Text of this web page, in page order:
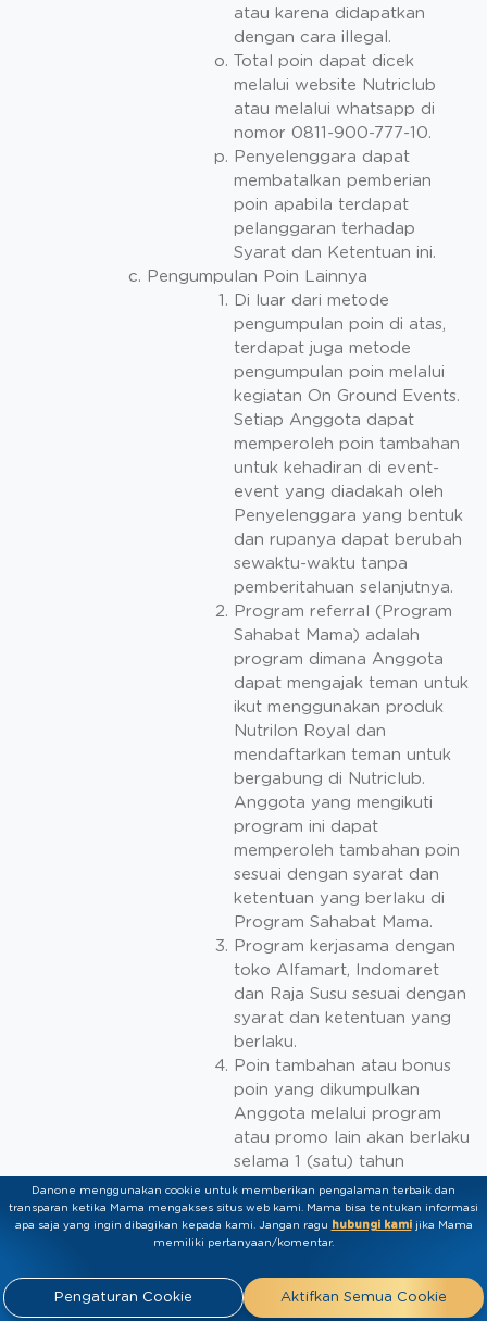
atau karena didapatkan
dengan cara illegal.
Total poin dapat dicek
melalui website Nutriclub
atau melalui whatsapp di
nomor 0811-900-777-10.
Penyelenggara dapat
membatalkan pemberian
poin apabila terdapat
pelanggaran terhadap
Syarat dan Ketentuan ini.
Pengumpulan Poin Lainnya
Di luar dari metode
pengumpulan poin di atas,
terdapat juga metode
pengumpulan poin melalui
kegiatan On Ground Events.
Setiap Anggota dapat
memperoleh poin tambahan
untuk kehadiran di event-
event yang diadakah oleh
Penyelenggara yang bentuk
dan rupanya dapat berubah
sewaktu-waktu tanpa
pemberitahuan selanjutnya.
Program referral (Program
Sahabat Mama) adalah
program dimana Anggota
dapat mengajak teman untuk
ikut menggunakan produk
Nutrilon Royal dan
mendaftarkan teman untuk
bergabung di Nutriclub.
Anggota yang mengikuti
program ini dapat
memperoleh tambahan poin
sesuai dengan syarat dan
ketentuan yang berlaku di
Program Sahabat Mama.
Program kerjasama dengan
toko Alfamart, Indomaret
dan Raja Susu sesuai dengan
syarat dan ketentuan yang
berlaku.
Poin tambahan atau bonus
poin yang dikumpulkan
Anggota melalui program
atau promo lain akan berlaku
selama 1 (satu) tahun
terhitung dari tanggal
penambahan poin tersebut.
PENUKARAN POIN
Penukaran poin Nutriclub dapat dilakukan dengan
melalui:
Danone menggunakan cookie untuk memberikan pengalaman terbaik dan
transparan ketika Mama mengakses situs web kami. Mama bisa tentukan informasi
apa saja yang ingin dibagikan kepada kami.​ ​Jangan ragu hubungi kamijika Mama
memiliki pertanyaan/komentar.
Pengaturan Cookie Aktifkan Semua Cookie